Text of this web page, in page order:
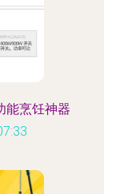
能烹饪神器